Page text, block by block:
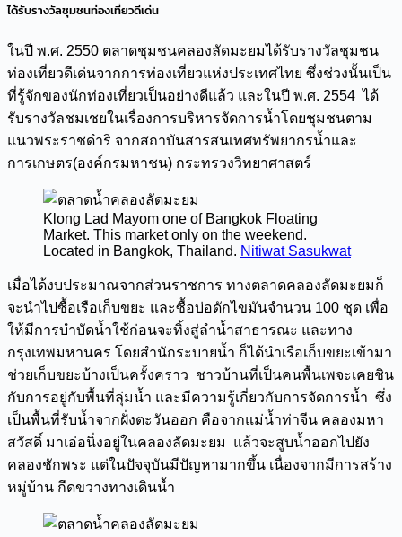
ได้รับรางวัลชุมชนท่องเที่ยวดีเด่น
ในปี พ.ศ. 2550 ตลาดชุมชนคลองลัดมะยมได้รับรางวัลชุมชน
ท่องเที่ยวดีเด่นจากการท่องเที่ยวแห่งประเทศไทย ซึ่งช่วงนั้นเป็น
ที่รู้จักของนักท่องเที่ยวเป็นอย่างดีแล้ว และในปี พ.ศ. 2554 ได้
รับรางวัลชมเชยในเรื่องการบริหารจัดการน้ำโดยชุมชนตาม
แนวพระราชดำริ จากสถาบันสารสนเทศทรัพยากรน้ำและ
การเกษตร(องค์กรมหาชน) กระทรวงวิทยาศาสตร์
Klong Lad Mayom one of Bangkok Floating
Market. This market only on the weekend.
Located in Bangkok, Thailand. Nitiwat Sasukwat
เมื่อได้งบประมาณจากส่วนราชการ ทางตลาดคลองลัดมะยมก็
จะนำไปซื้อเรือเก็บขยะ และซื้อบ่อดักไขมันจำนวน 100 ชุด เพื่อ
ให้มีการบำบัดน้ำใช้ก่อนจะทิ้งสู่ลำน้ำสาธารณะ และทาง
กรุงเทพมหานคร โดยสำนักระบายน้ำ ก็ได้นำเรือเก็บขยะเข้ามา
ช่วยเก็บขยะบ้างเป็นครั้งคราว ชาวบ้านที่เป็นคนพื้นเพจะเคยชิน
กับการอยู่กับพื้นที่ลุ่มน้ำ และมีความรู้เกี่ยวกับการจัดการน้ำ ซึ่ง
เป็นพื้นที่รับน้ำจากฝั่งตะวันออก คือจากแม่น้ำท่าจีน คลองมหา
สวัสดิ์ มาเอ่อนิ่งอยู่ในคลองลัดมะยม แล้วจะสูบน้ำออกไปยัง
คลองชักพระ แต่ในปัจจุบันมีปัญหามากขึ้น เนื่องจากมีการสร้าง
หมู่บ้าน กีดขวางทางเดินน้ำ